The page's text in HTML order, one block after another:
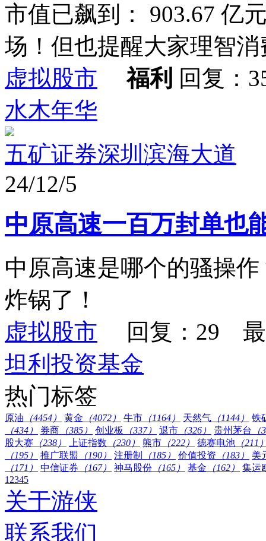
市值已飙到： 903.67 亿
场！但也提醒大家理智
虚拟股市
福利 回复：
水木年华
五矿证券深圳滨海大道
24/12/5
中原高速一百万封单也
中原高速是哪个的骚操
炸锅了！
虚拟股市 回复：29 最
坦利投资基金
热门标签
原油 （4454） 黄金 （4072） 牛市 （1164） 天然气 （1144）
铁
（434）
券商 （385） 创业板 （337） 退市 （326） 贵州茅台
股大赛 （238） 上证指数 （230） 熊市 （222） 德赛电池 （211
（195）
推广联盟 （190） 注册制 （185） 价值投资 （183）
美
（171）
中信证券 （167） 神马股份 （165） 基金 （162）
集运
1 2345
关于游侠
联系我们